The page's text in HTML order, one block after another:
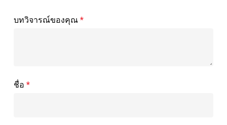
บทวิจารณ์ของคุณ *
ชื่อ *